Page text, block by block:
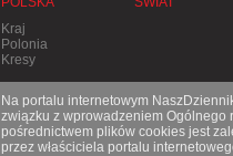
Kraj
Polonia
Kresy
Na portalu internetowym
związku z wprowadzeniem Ogólnego
pośrednictwem plików cookies jest
przez właściciela portalu